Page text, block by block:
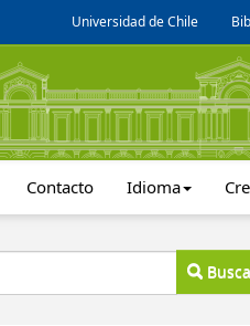
Universidad de Chile
Contacto Idioma